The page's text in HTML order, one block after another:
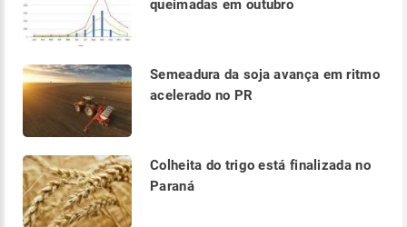
queimadas em outubro
Semeadura da soja avança em ritmo
acelerado no PR
Colheita do trigo está finalizada no
Paraná